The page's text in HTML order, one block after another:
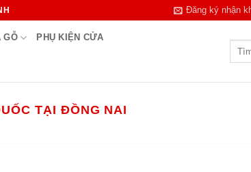
Đăng ký nhận
GỖ PHỤ KIỆN CỬA
TẠI ĐỒNG NAI